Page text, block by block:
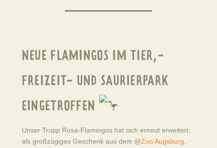
NEUE FLAMINGOS IM TIER,-
FREIZEIT- UND SAURIERPARK
EINGETROFFEN
Unser Trupp Rosa-Flamingos hat sich erneut erweitert:
als großzügiges Geschenk aus dem @Zoo Augsburg